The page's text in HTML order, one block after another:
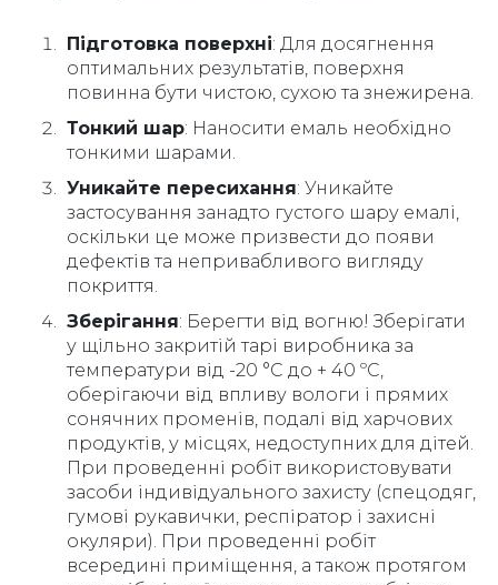
Підготовка поверхні: Для досягнення
оптимальних результатів, поверхня
повинна бути чистою, сухою та знежирена.
Тонкий шар: Наносити емаль необхідно
тонкими шарами.
Уникайте пересихання: Уникайте
застосування занадто густого шару емалі,
оскільки це може призвести до появи
дефектів та непривабливого вигляду
покриття.
Зберігання: Берегти від вогню! Зберігати
у щільно закритій тарі виробника за
температури від -20 °С до + 40 ºС,
оберігаючи від впливу вологи і прямих
сонячних променів, подалі від харчових
продуктів, у місцях, недоступних для дітей.
При проведенні робіт використовувати
засоби індивідуального захисту (спецодяг,
гумові рукавички, респіратор і захисні
окуляри). При проведенні робіт
всередині приміщення, а також протягом